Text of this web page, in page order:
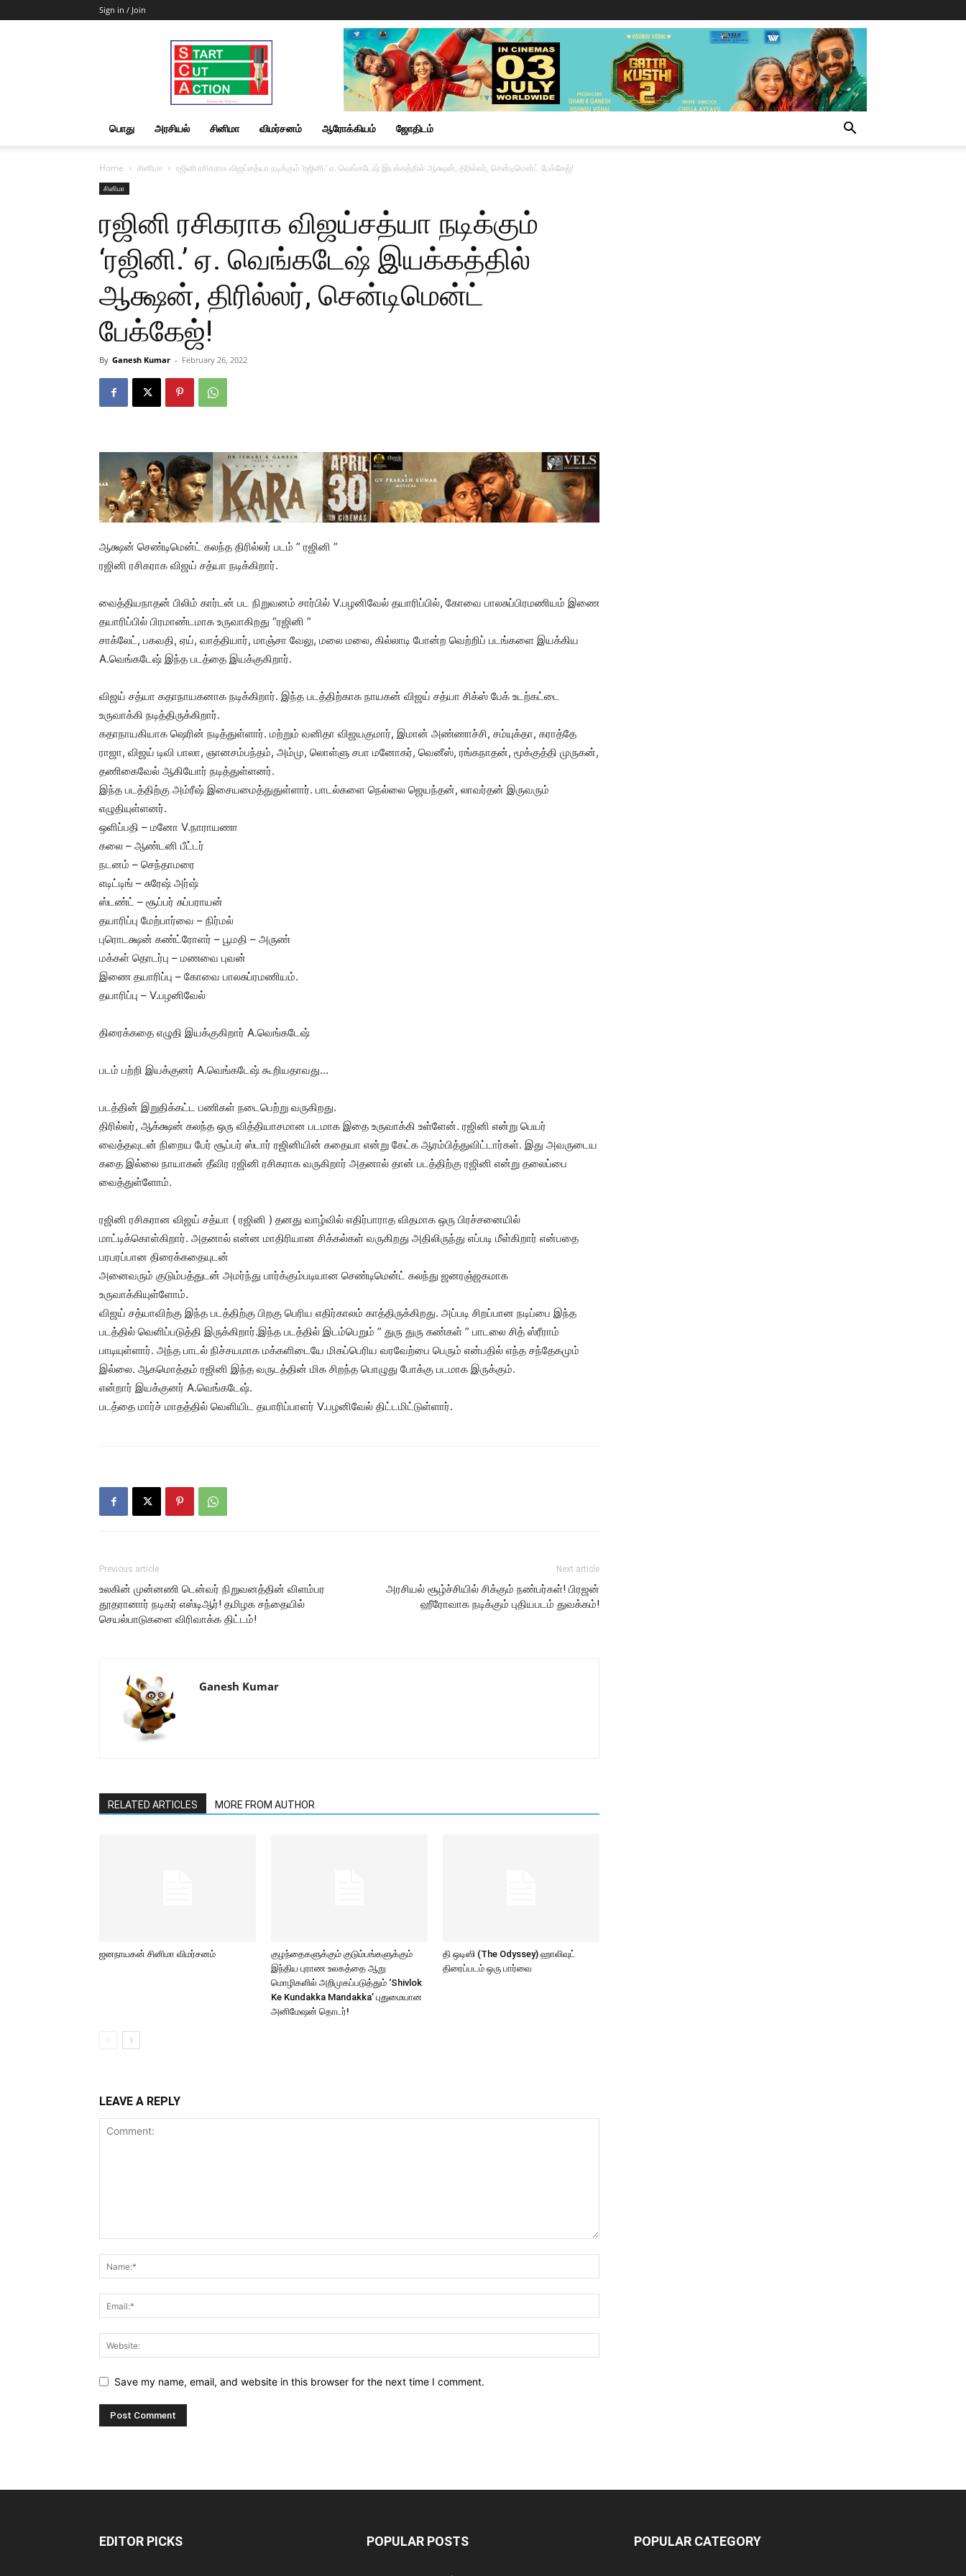
Sign in / Join
Start
Cut
Action
|
News
&
பொது அரசியல் சினிமா விமர்சனம் ஆரோக்கியம் ஜோதிடம்
Home சினிமா ரஜினி ரசிகராக விஜய்சத்யா நடிக்கும் ‘ரஜினி.’ ஏ. வெங்கடேஷ் இயக்கத்தில் ஆக்ஷன், திரில்லர், சென்டிமென்ட் பேக்கேஜ்!
சினிமா
ரஜினி ரசிகராக விஜய்சத்யா நடிக்கும்
‘ரஜினி.’ ஏ. வெங்கடேஷ் இயக்கத்தில்
ஆக்ஷன், திரில்லர், சென்டிமென்ட்
பேக்கேஜ்!
By Ganesh Kumar - February 26, 2022
ஆக்ஷன் செண்டிமென்ட் கலந்த திரில்லர் படம் ” ரஜினி ”
ரஜினி ரசிகராக விஜய் சத்யா நடிக்கிறார்.
வைத்தியநாதன் பிலிம் கார்டன் பட நிறுவனம் சார்பில் V.பழனிவேல் தயாரிப்பில், கோவை பாலசுப்பிரமணியம் இணை
தயாரிப்பில் பிரமாண்டமாக உருவாகிறது “ரஜினி ”
சாக்லேட், பகவதி, ஏய், வாத்தியார், மாஞ்சா வேலு, மலை மலை, கில்லாடி போன்ற வெற்றிப் படங்களை இயக்கிய
A.வெங்கடேஷ் இந்த படத்தை இயக்குகிறார்.
விஜய் சத்யா கதாநாயகனாக நடிக்கிறார். இந்த படத்திற்காக நாயகன் விஜய் சத்யா சிக்ஸ் பேக் உடற்கட்டை
உருவாக்கி நடித்திருக்கிறார்.
கதாநாயகியாக ஷெரின் நடித்துள்ளார். மற்றும் வனிதா விஜயகுமார், இமான் அண்ணாச்சி, சம்யுக்தா, கராத்தே
ராஜா, விஜய் டிவி பாலா, ஞானசம்பந்தம், அம்மு, லொள்ளு சபா மனோகர், வெனீஸ், ரங்கநாதன், மூக்குத்தி முருகன்,
தணிகைவேல் ஆகியோர் நடித்துள்ளனர்.
இந்த படத்திற்கு அம்ரீஷ் இசையமைத்துதுள்ளார். பாடல்களை நெல்லை ஜெயந்தன், லாவர்தன் இருவரும்
எழுதியுள்ளனர்.
ஒளிப்பதி – மனோ V.நாராயணா
கலை – ஆண்டனி பீட்டர்
நடனம் – செந்தாமரை
எடிட்டிங் – சுரேஷ் அர்ஷ்
ஸ்டண்ட் – சூப்பர் சுப்பராயன்
தயாரிப்பு மேற்பார்வை – நிர்மல்
புரொடக்ஷன் கண்ட்ரோளர் – பூமதி – அருண்
மக்கள் தொடர்பு – மணவை புவன்
இணை தயாரிப்பு – கோவை பாலசுப்ரமணியம்.
தயாரிப்பு – V.பழனிவேல்
திரைக்கதை எழுதி இயக்குகிறார் A.வெங்கடேஷ்
படம் பற்றி இயக்குனர் A.வெங்கடேஷ் கூறியதாவது…
படத்தின் இறுதிக்கட்ட பணிகள் நடைபெற்று வருகிறது.
திரில்லர், ஆக்க்ஷன் கலந்த ஒரு வித்தியாசமான படமாக இதை உருவாக்கி உள்ளேன். ரஜினி என்று பெயர்
வைத்தவுடன் நிறைய பேர் சூப்பர் ஸ்டார் ரஜினியின் கதையா என்று கேட்க ஆரம்பித்துவிட்டார்கள். இது அவருடைய
கதை இல்லை நாயாகன் தீவிர ரஜினி ரசிகராக வருகிறார் அதனால் தான் படத்திற்கு ரஜினி என்று தலைப்பை
வைத்துள்ளோம்.
ரஜினி ரசிகரான விஜய் சத்யா ( ரஜினி ) தனது வாழ்வில் எதிர்பாராத விதமாக ஒரு பிரச்சனையில்
மாட்டிக்கொள்கிறார். அதனால் என்ன மாதிரியான சிக்கல்கள் வருகிறது அதிலிருந்து எப்படி மீள்கிறார் என்பதை
பரபரப்பான திரைக்கதையுடன்
அனைவரும் குடும்பத்துடன் அமர்ந்து பார்க்கும்படியான செண்டிமென்ட் கலந்து ஜனரஞ்ஜகமாக
உருவாக்கியுள்ளோம்.
விஜய் சத்யாவிற்கு இந்த படத்திற்கு பிறகு பெரிய எதிர்காலம் காத்திருக்கிறது. அப்படி சிறப்பான நடிப்பை இந்த
படத்தில் வெளிப்படுத்தி இருக்கிறார்.இந்த படத்தில் இடம்பெறும் ” துரு துரு கண்கள் ” பாடலை சித் ஸ்ரீராம்
பாடியுள்ளார். அந்த பாடல் நிச்சயமாக மக்களிடையே மிகப்பெரிய வரவேற்பை பெரும் என்பதில் எந்த சந்தேகமும்
இல்லை. ஆகமொத்தம் ரஜினி இந்த வருடத்தின் மிக சிறந்த பொழுது போக்கு படமாக இருக்கும்.
என்றார் இயக்குனர் A.வெங்கடேஷ்.
படத்தை மார்ச் மாதத்தில் வெளியிட தயாரிப்பாளர் V.பழனிவேல் திட்டமிட்டுள்ளார்.
Previous article
உலகின் முன்னணி டென்வர் நிறுவனத்தின் விளம்பர
தூதரானார் நடிகர் எஸ்டிஆர்! தமிழக சந்தையில்
செயல்பாடுகளை விரிவாக்க திட்டம்!
Next article
அரசியல் சூழ்ச்சியில் சிக்கும் நண்பர்கள்! பிரஜன்
ஹீரோவாக நடிக்கும் புதியபடம் துவக்கம்!
Ganesh Kumar
RELATED ARTICLES MORE FROM AUTHOR
ஜனநாயகன் சினிமா விமர்சனம்
குழந்தைகளுக்கும் குடும்பங்களுக்கும்
இந்திய புராண உலகத்தை ஆறு
மொழிகளில் அறிமுகப்படுத்தும் ‘Shivlok
Ke Kundakka Mandakka’ புதுமையான
அனிமேஷன் தொடர்!
தி ஒடிஸி (The Odyssey) ஹாலிவுட்
திரைப்படம் ஒரு பார்வை
LEAVE A REPLY
Save my name, email, and website in this browser for the next time I comment.
EDITOR PICKS POPULAR POSTS POPULAR CATEGORY